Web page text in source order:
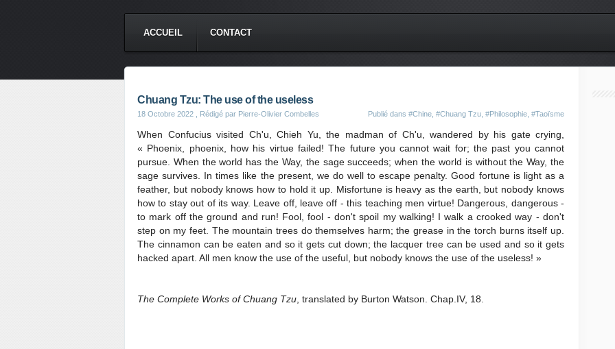
ACCUEIL CONTACT
Chuang Tzu: The use of the useless
18 Octobre 2022 , Rédigé par Pierre-Olivier Combelles Publié dans #Chine #Chuang Tzu #Philosophie #Taoïsme
When Confucius visited Ch'u, Chieh Yu, the madman of Ch'u, wandered by his gate crying,
« Phoenix, phoenix, how his virtue failed! The future you cannot wait for; the past you cannot
pursue. When the world has the Way, the sage succeeds; when the world is without the Way, the
sage survives. In times like the present, we do well to escape penalty. Good fortune is light as a
feather, but nobody knows how to hold it up. Misfortune is heavy as the earth, but nobody knows
how to stay out of its way. Leave off, leave off - this teaching men virtue! Dangerous, dangerous -
to mark off the ground and run! Fool, fool - don't spoil my walking! I walk a crooked way - don't
step on my feet. The mountain trees do themselves harm; the grease in the torch burns itself up.
The cinnamon can be eaten and so it gets cut down; the lacquer tree can be used and so it gets
hacked apart. All men know the use of the useful, but nobody knows the use of the useless! »
The Complete Works of Chuang Tzu , translated by Burton Watson. Chap.IV, 18.